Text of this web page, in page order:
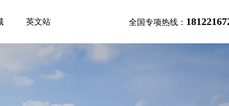
英文站 全国专项热线：